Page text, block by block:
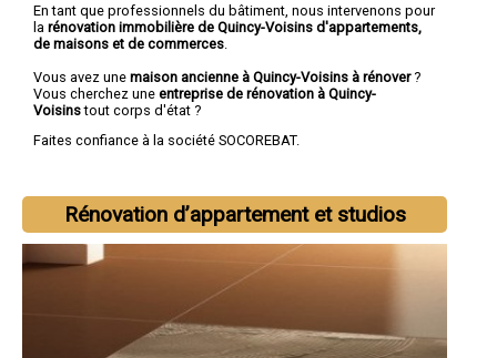
En tant que professionnels du bâtiment, nous intervenons pour
la rénovation immobilière de Quincy-Voisins d'appartements,
de maisons et de commerces
Vous avez une maison ancienne à Quincy-Voisins à rénover?
Vous cherchez une entreprise de rénovation à Quincy-
Voisinstout corps d'état ?
Faites confiance à la société SOCOREBAT.
Rénovation d’appartement et studios